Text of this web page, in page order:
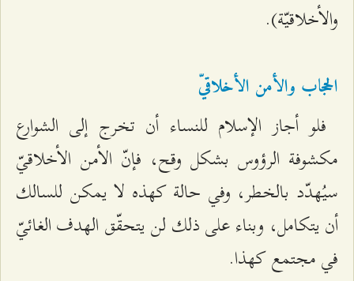
والأخلاقيّة).
الحجاب والأمن الأخلاقيّ
فلو أجاز الإسلام للنساء أن تخرج إلى الشوارع
مكشوفة الرؤوس بشكل وقح، فإنّ الأمن الأخلاقيّ
سيُهدّد بالخطر، وفي حالة كهذه لا يمكن للسالك
أن يتكامل، وبناء على ذلك لن يتحقّق الهدف الغائيّ
في مجتمع كهذا.